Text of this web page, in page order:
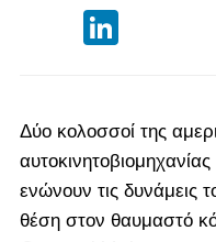
LinkedIn
Δύο κολοσσοί της
ενώνουν τις δυνάμεις
θέση στον θαυμαστό